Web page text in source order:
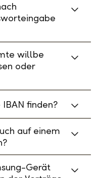
willbe
oder
finden?
auf einem
Gerät